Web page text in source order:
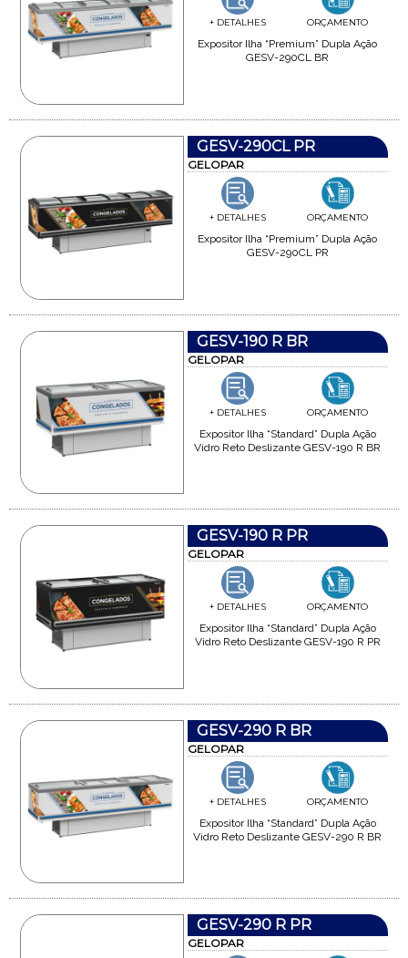
+ DETALHES ORÇAMENTO
Expositor Ilha “Premium” Dupla Ação
GESV-290CL BR
GESV-290CL PR
GELOPAR
+ DETALHES ORÇAMENTO
Expositor Ilha “Premium” Dupla Ação
GESV-290CL PR
GESV-190 R BR
GELOPAR
+ DETALHES ORÇAMENTO
Expositor Ilha “Standard” Dupla Ação
Vidro Reto Deslizante GESV-190 R BR
GESV-190 R PR
GELOPAR
+ DETALHES ORÇAMENTO
Expositor Ilha “Standard” Dupla Ação
Vidro Reto Deslizante GESV-190 R PR
GESV-290 R BR
GELOPAR
+ DETALHES ORÇAMENTO
Expositor Ilha “Standard” Dupla Ação
Vidro Reto Deslizante GESV-290 R BR
GESV-290 R PR
GELOPAR